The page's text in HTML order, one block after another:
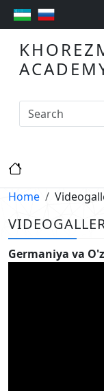
Home
Germaniya va